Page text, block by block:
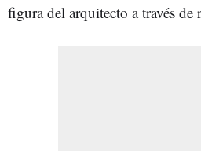
figura del arquitecto a través de